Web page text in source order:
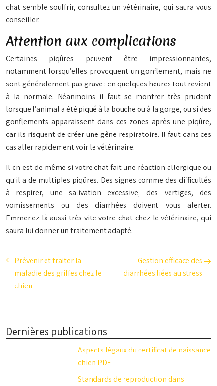
chat semble souffrir, consultez un vétérinaire, qui saura vous
conseiller.
Attention aux complications
Certaines piqûres peuvent être impressionnantes,
notamment lorsqu’elles provoquent un gonflement, mais ne
sont généralement pas grave : en quelques heures tout revient
à la normale. Néanmoins il faut se montrer très prudent
lorsque l’animal a été piqué à la bouche ou à la gorge, ou si des
gonflements apparaissent dans ces zones après une piqûre,
car ils risquent de créer une gêne respiratoire. Il faut dans ces
cas aller rapidement voir le vétérinaire.
Il en est de même si votre chat fait une réaction allergique ou
qu’il a de multiples piqûres. Des signes comme des difficultés
à respirer, une salivation excessive, des vertiges, des
vomissements ou des diarrhées doivent vous alerter.
Emmenez là aussi très vite votre chat chez le vétérinaire, qui
saura lui donner un traitement adapté.
Prévenir et traiter la
maladie des griffes chez le
chien
Gestion efficace des
diarrhées liées au stress
Dernières publications
Aspects légaux du certificat de naissance
chien PDF
Standards de reproduction dans